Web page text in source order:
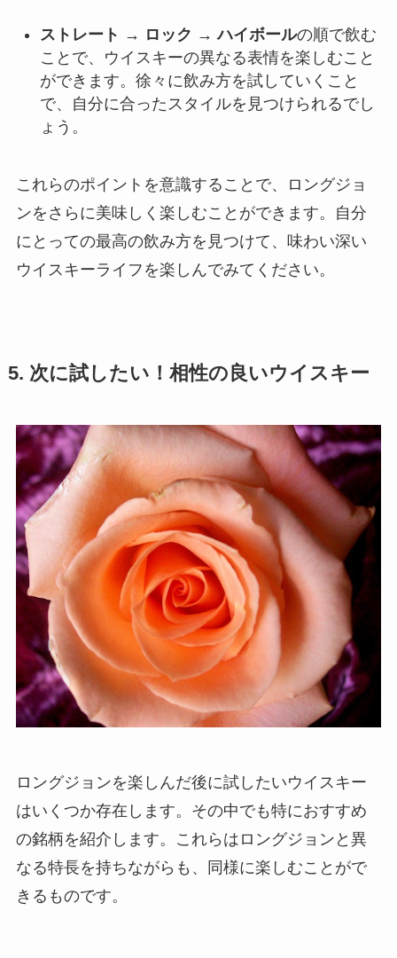
ストレート → ロック → ハイボールの順で飲む
ことで、ウイスキーの異なる表情を楽しむこと
ができます。徐々に飲み方を試していくこと
で、自分に合ったスタイルを見つけられるでし
ょう。
これらのポイントを意識することで、ロングジョ
ンをさらに美味しく楽しむことができます。自分
にとっての最高の飲み方を見つけて、味わい深い
ウイスキーライフを楽しんでみてください。
5. 次に試したい！相性の良いウイスキー
ロングジョンを楽しんだ後に試したいウイスキー
はいくつか存在します。その中でも特におすすめ
の銘柄を紹介します。これらはロングジョンと異
なる特長を持ちながらも、同様に楽しむことがで
きるものです。